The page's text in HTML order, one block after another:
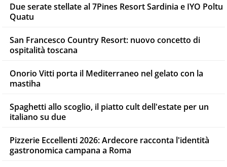
Due serate stellate al 7Pines Resort Sardinia e IYO Poltu
Quatu
San Francesco Country Resort: nuovo concetto di
ospitalità toscana
Onorio Vitti porta il Mediterraneo nel gelato con la
mastiha
Spaghetti allo scoglio, il piatto cult dell'estate per un
italiano su due
Pizzerie Eccellenti 2026: Ardecore racconta l'identità
gastronomica campana a Roma